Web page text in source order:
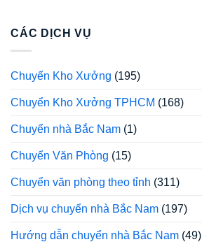
CÁC DỊCH VỤ
Chuyển Kho Xưởng (195)
Chuyển Kho Xưởng TPHCM (168)
Chuyển nhà Bắc Nam (1)
Chuyển Văn Phòng (15)
Chuyển văn phòng theo tỉnh (311)
Dịch vụ chuyển nhà Bắc Nam (197)
Hướng dẫn chuyển nhà Bắc Nam (49)